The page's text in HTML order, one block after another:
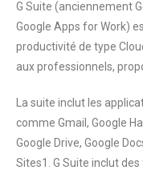
G Suite (anciennement
Google Apps for Work)
productivité de type
aux professionnels,
La suite inclut les
comme Gmail, Google
Google Drive, Google
Sites1. G Suite inclut